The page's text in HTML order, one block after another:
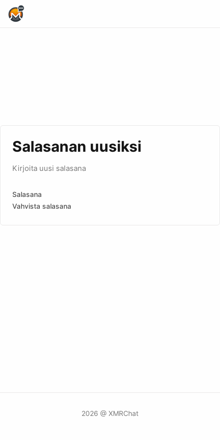
Salasanan uusiksi
Kirjoita uusi salasana
Salasana
Vahvista salasana
2026 @ XMRChat